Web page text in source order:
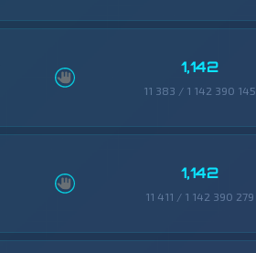
1,142
11 383 / 1 142 390 145
1,142
11 411 / 1 142 390 279